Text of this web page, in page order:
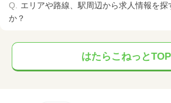
エリアや路線、駅周辺から求人情報を探
か？
はたらこねっと